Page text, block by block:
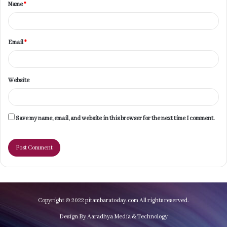
*Name*
Email*
Website
Save my name, email, and website in this browser for the next time I comment.
Copyright © 2022 pitambaratoday.com All rights reserved.
Design By Aaradhya Media & Technology